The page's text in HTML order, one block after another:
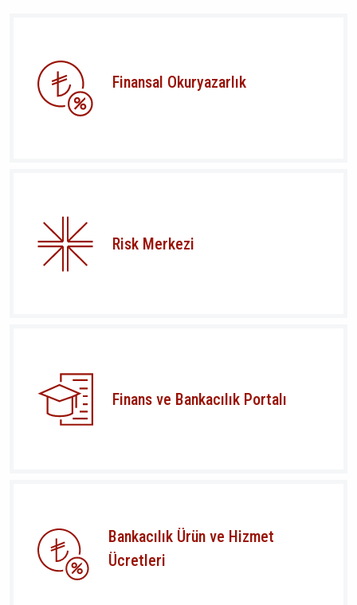
Finansal Okuryazarlık
Risk Merkezi
Finans ve Bankacılık Portalı
Bankacılık Ürün ve Hizmet
Ücretleri